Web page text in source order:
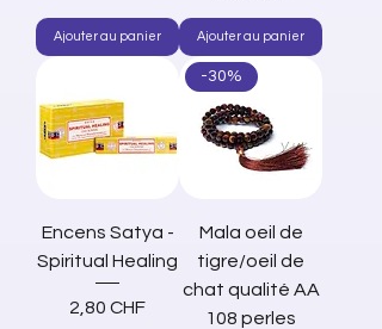
Ajouter au panier Ajouter au panier
Encens Satya -
Spiritual Healing
Prix
2,80 CHF
-30%
Mala oeil de
tigre/oeil de
chat qualité AA
108 perles